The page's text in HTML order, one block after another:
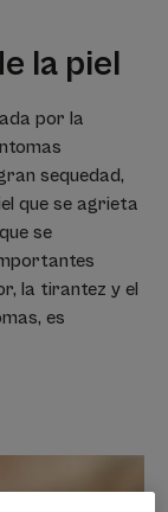
la piel
por la
sequedad,
que se agrieta
se
la tirantez y el
es